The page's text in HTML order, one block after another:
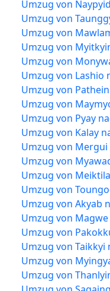
Umzug von
Umzug von
Umzug von
Umzug von
Umzug von
Umzug von Lashio
Umzug von
Umzug von
Umzug von Pyay
Umzug von Kalay
Umzug von
Umzug von
Umzug von
Umzug von
Umzug von Akyab
Umzug von
Umzug von
Umzug von Taikkyi
Umzug von
Umzug von